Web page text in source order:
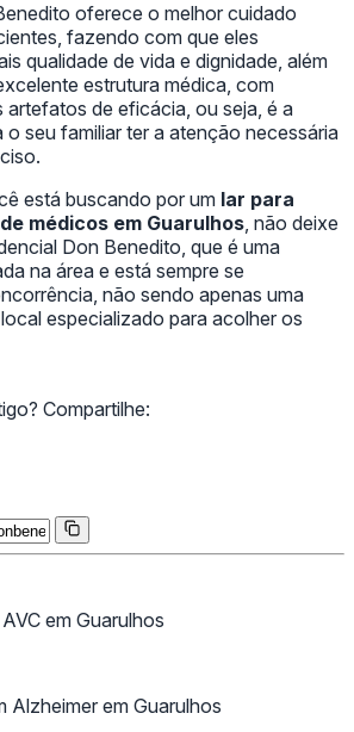
oferece o melhor cuidado
fazendo com que eles
qualidade de vida e dignidade, além
estrutura médica, com
de eficácia, ou seja, é a
o seu familiar ter a atenção necessária
está buscando por um lar para
médicos em Guarulhos, não deixe
Don Benedito, que é uma
na área e está sempre se
não sendo apenas uma
especializado para acolher os
Compartilhe:
em Guarulhos
Alzheimer em Guarulhos